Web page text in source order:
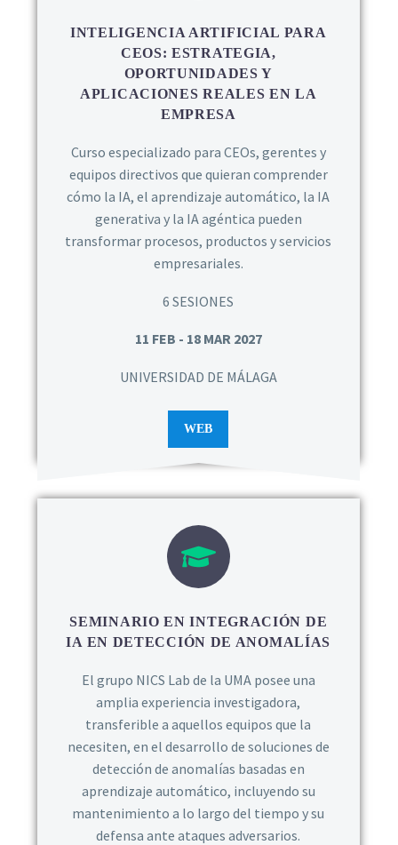
INTELIGENCIA ARTIFICIAL PARA
CEOS: ESTRATEGIA,
OPORTUNIDADES Y
APLICACIONES REALES EN LA
EMPRESA
Curso especializado para CEOs, gerentes y
equipos directivos que quieran comprender
cómo la IA, el aprendizaje automático, la IA
generativa y la IA agéntica pueden
transformar procesos, productos y servicios
empresariales.
6 SESIONES
11 FEB - 18 MAR 2027
UNIVERSIDAD DE MÁLAGA
WEB
SEMINARIO EN INTEGRACIÓN DE
IA EN DETECCIÓN DE ANOMALÍAS
El grupo NICS Lab de la UMA posee una
amplia experiencia investigadora,
transferible a aquellos equipos que la
necesiten, en el desarrollo de soluciones de
detección de anomalías basadas en
aprendizaje automático, incluyendo su
mantenimiento a lo largo del tiempo y su
defensa ante ataques adversarios.